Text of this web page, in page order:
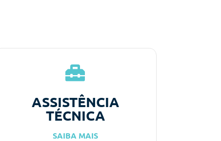
ASSISTÊNCIA
TÉCNICA
SAIBA MAIS